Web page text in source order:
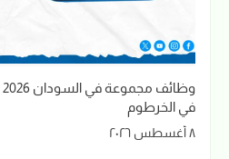
في الخرطوم
٨ أغسطس ٢٠٢٦